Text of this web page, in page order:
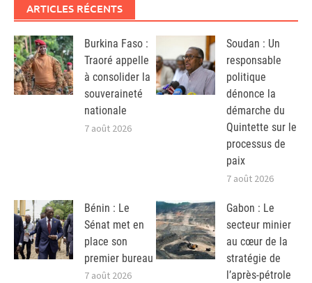
ARTICLES RÉCENTS
Burkina Faso :
Traoré appelle
à consolider la
souveraineté
nationale
7 août 2026
Soudan : Un
responsable
politique
dénonce la
démarche du
Quintette sur le
processus de
paix
7 août 2026
Bénin : Le
Sénat met en
place son
premier bureau
7 août 2026
Gabon : Le
secteur minier
au cœur de la
stratégie de
l’après-pétrole